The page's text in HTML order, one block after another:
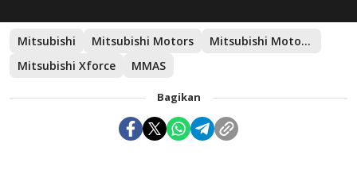
Mitsubishi Mitsubishi Motors
Mitsubishi Motors Auto Show
Mitsubishi Xforce
MMAS
Bagikan